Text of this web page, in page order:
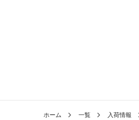
ホーム 一覧 入荷情報